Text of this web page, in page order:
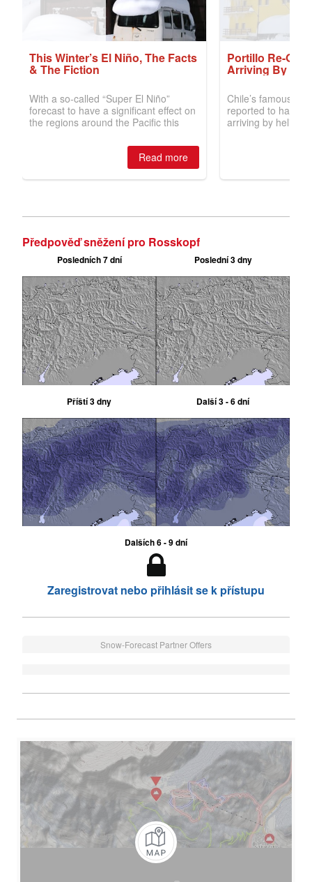
Předpověď sněžení pro Rosskopf
Posledních 7 dní Poslední 3 dny
Příští 3 dny Další 3 - 6 dní
Dalších 6 - 9 dní
Zaregistrovat nebo přihlásit se k přístupu
Snow-Forecast Partner Offers